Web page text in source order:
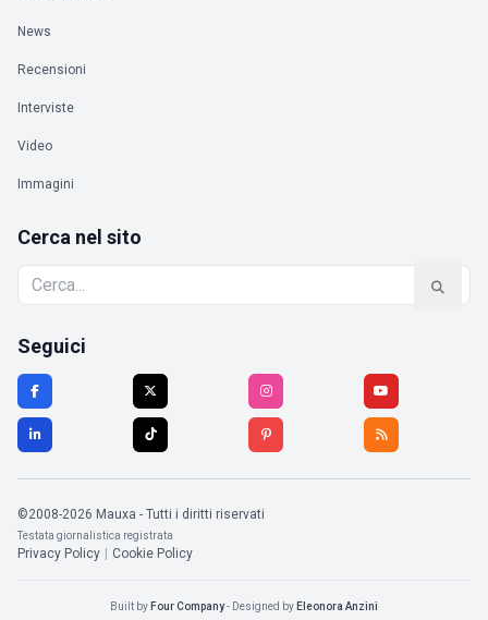
News
Recensioni
Interviste
Video
Immagini
Cerca nel sito
Seguici
©2008-2026 Mauxa - Tutti i diritti riservati
Testata giornalistica registrata
Privacy Policy Cookie Policy
Built by Four Company- Designed by Eleonora Anzini